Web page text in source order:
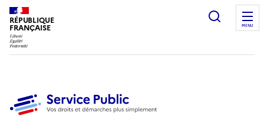
RÉPUBLIQUE
FRANÇAISE
Ouvrir
MENU